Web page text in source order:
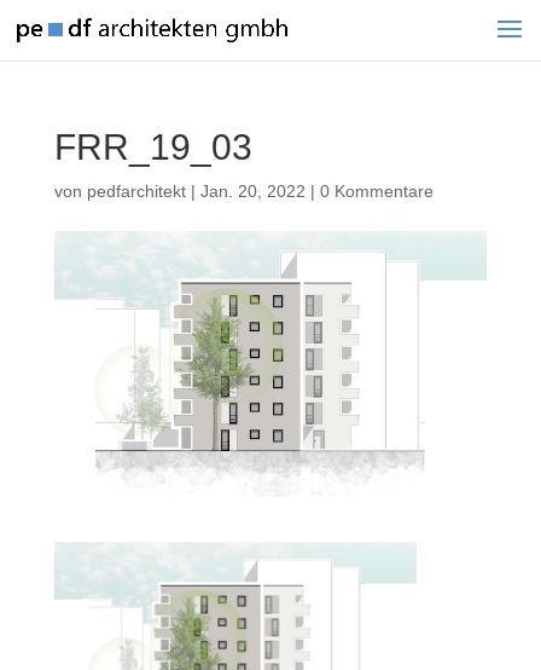
FRR_19_03
von pedfarchitekt| Jan. 20, 2022 | 0 Kommentare